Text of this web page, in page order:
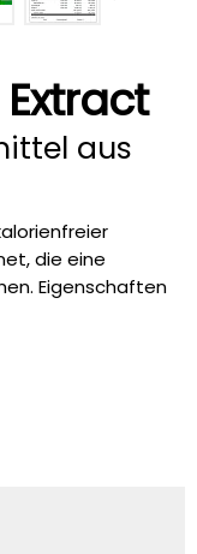
aus
die eine
Eigenschaften